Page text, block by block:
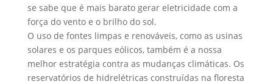
se sabe que é mais barato gerar eletricidade com a
força do vento e o brilho do sol.
O uso de fontes limpas e renováveis, como as usinas
solares e os parques eólicos, também é a nossa
melhor estratégia contra as mudanças climáticas. Os
reservatórios de hidrelétricas construídas na floresta